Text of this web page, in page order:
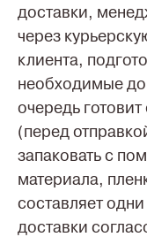
доставки,
через
клиента,
необходимые
очередь
(перед
запаковать с
материала,
составляет
доставки